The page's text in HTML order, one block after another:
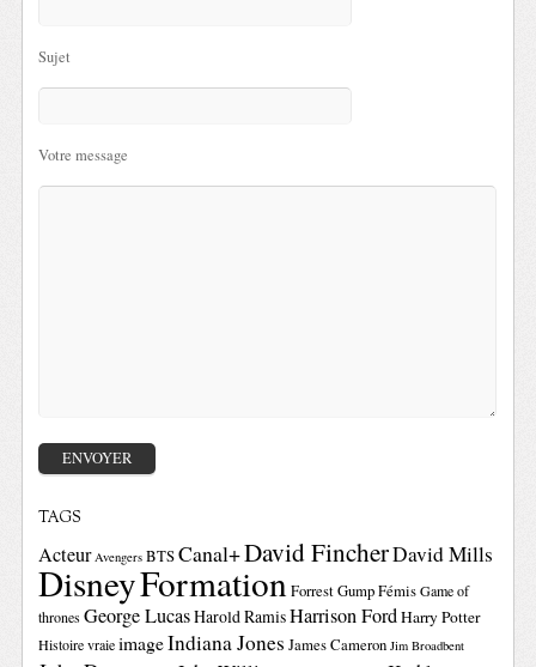
Sujet
Votre message
TAGS
Acteur Avengers BTSCanal+David FincherDavid Mills
DisneyFormationForrest GumpFémis Game of
thrones George LucasHarold RamisHarrison FordHarry Potter
Histoire vraie imageIndiana Jones James Cameron Jim Broadbent